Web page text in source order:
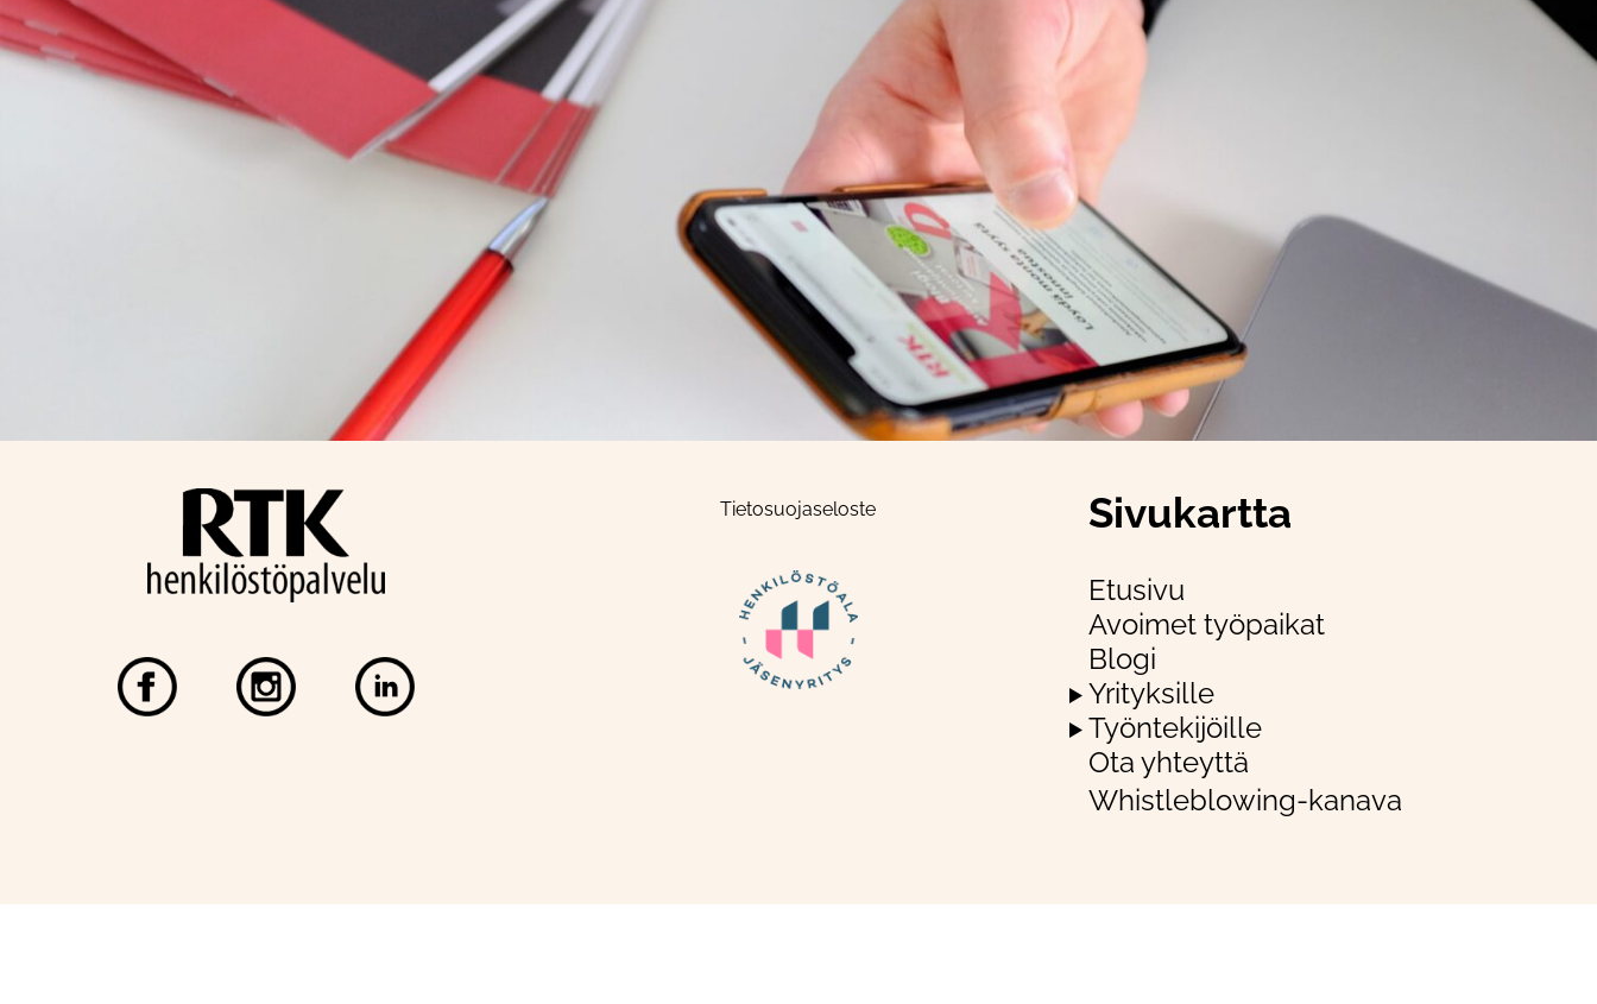
Tietosuojaseloste Sivukartta
Etusivu
Avoimet työpaikat
Blogi
Yrityksille
Työntekijöille
Ota yhteyttä
Whistleblowing-kanava